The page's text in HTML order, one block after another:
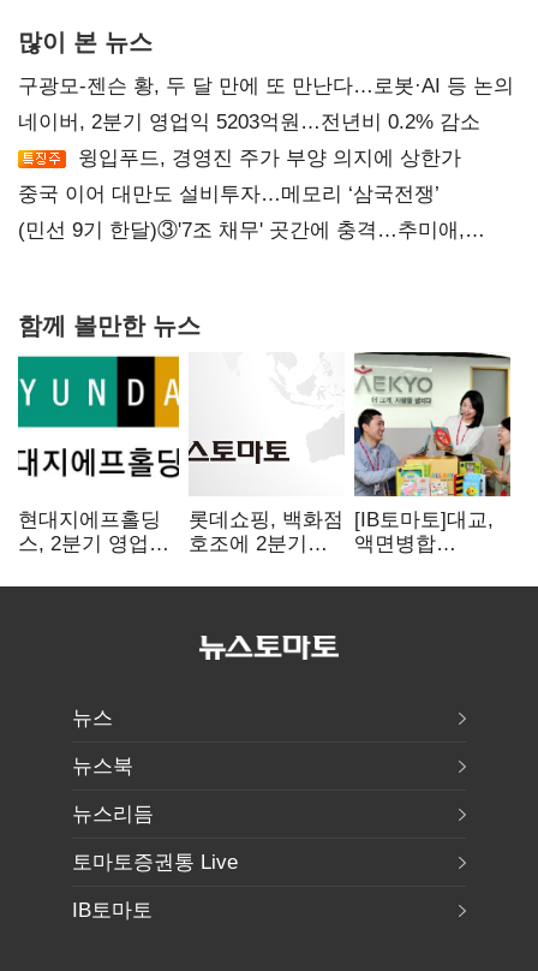
많이 본 뉴스
구광모-젠슨 황, 두 달 만에 또 만난다…로봇·AI 등 논의
네이버, 2분기 영업익 5203억원…전년비 0.2% 감소
윙입푸드, 경영진 주가 부양 의지에 상한가
중국 이어 대만도 설비투자…메모리 ‘삼국전쟁’
(민선 9기 한달)③'7조 채무' 곳간에 충격…추미애,
함께 볼만한 뉴스
현대지에프홀딩
스, 2분기 영업익
규모 자사주 매입
롯데쇼핑, 백화점
호조에 2분기
급증
[IB토마토]대교,
액면병합
룰' 경고장…
뉴스
뉴스북
뉴스리듬
토마토증권통 Live
IB토마토